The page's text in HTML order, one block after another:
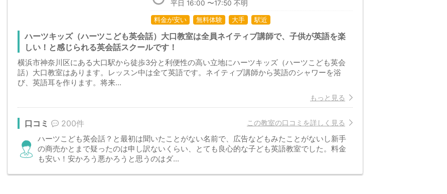
平日 16:00 〜17:50 不明
料金が安い 無料体験 大手 駅近
ハーツキッズ（ハーツこども英会話）大口教室は全員ネイティブ講師で、子供が英語を楽
しい！と感じられる英会話スクールです！
横浜市神奈川区にある大口駅から徒歩3分と利便性の高い立地にハーツキッズ（ハーツこども英会
話）大口教室はあります。レッスン中は全て英語です。ネイティブ講師から英語のシャワーを浴
び、英語耳を作ります。将来...
もっと見る
この教室の口コミを詳しく見る
口コミ 200件
ハーツこども英会話？と最初は聞いたことがない名前で、広告などもみたことがないし新手
の商売かとまで疑ったのは申し訳ないくらい、とても良心的な子ども英語教室でした。料金
も安い！安かろう悪かろうと思うのはダ...